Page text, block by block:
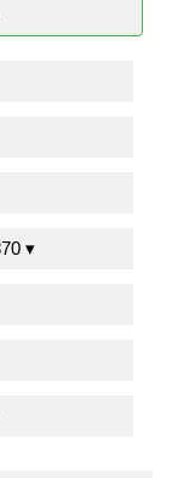
Álvarez-Benavides, M. Sevilla 1868-1870 ▾